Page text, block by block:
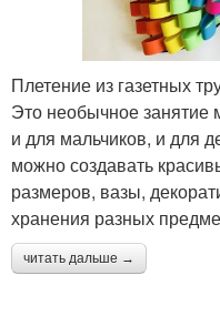
Плетение из газетных
Это необычное занятие
и для мальчиков, и для
можно создавать
размеров, вазы,
хранения разных
читать дальше →